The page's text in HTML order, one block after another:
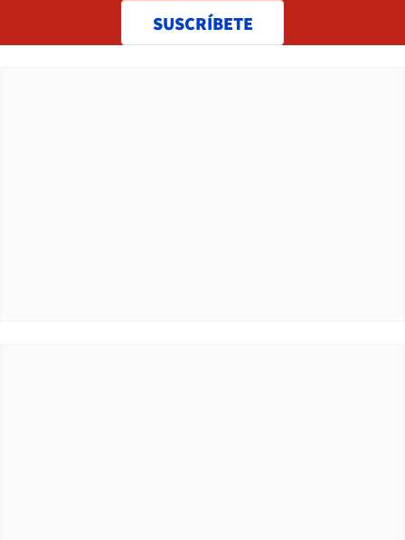
SUSCRÍBETE